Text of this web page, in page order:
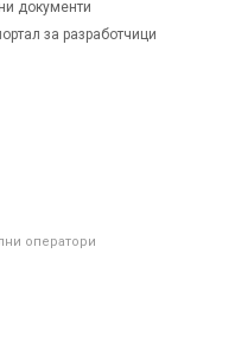
документи
за разработчици
оператори